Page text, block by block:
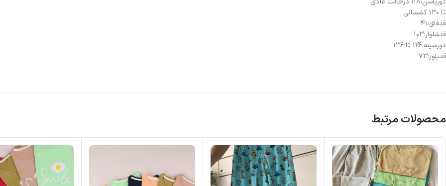
تا ۱۳۰ کشسانی
قدفاق:۴۱
قدشلوار:۱۰۳
دورسینه:۱۲۶ تا ۱۳۶
قدبلوز:۷۳
محصولات مرتبط